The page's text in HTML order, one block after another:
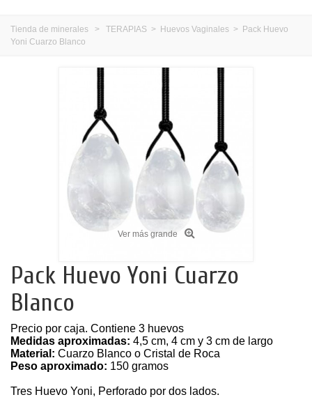
Tienda de minerales > TERAPIAS > Huevos Vaginales > Pack Huevo
Yoni Cuarzo Blanco
Ver más grande
Pack Huevo Yoni Cuarzo
Blanco
Precio por caja. Contiene 3 huevos
Medidas aproximadas: 4,5 cm, 4 cm y 3 cm de largo
Material: Cuarzo Blanco o Cristal de Roca
Peso aproximado: 150 gramos
Tres Huevo Yoni, Perforado por dos lados.